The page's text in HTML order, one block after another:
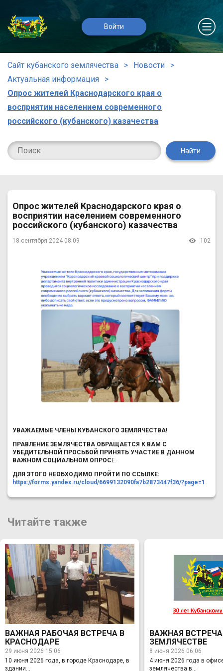
Войти
Сайт кубанского землячества
Новости
Актуальная информация
Опрос жителей Краснодарского края о
восприятии населением современного
российского (кубанского) казачества
Найти
Опрос жителей Краснодарского края о
восприятии населением современного
российского (кубанского) казачества
18 сентября 2024 08:09 102
УВАЖАЕМЫЕ ЧЛЕНЫ КУБАНСКОГО ЗЕМЛЯЧЕСТВА!
ПРАВЛЕНИЕ ЗЕМЛЯЧЕСТВА ОБРАЩАЕТСЯ К ВАМ С
УБЕДИТЕЛЬНОЙ ПРОСЬБОЙ ПРИНЯТЬ УЧАСТИЕ В ДАННОМ
ВАЖНОМ СОЦИАЛЬНОМ ОПРОС Е.
ДЛЯ ЭТОГО НЕОБХОДИМО ПРОЙТИ ПО ССЫЛКЕ:
https://forms.yandex.ru/cloud/6699132090fa7b2873447f36/?page=1
Читайте также
ВАЖНАЯ РАБОЧАЯ ВСТРЕЧА В
КРАСНОДАРЕ
29 июня 2026 15:06
10 июня 2026 года, в городе Краснодаре, в
здании...
ВАЖНАЯ
ЗЕМЛЯЧЕСТВЕ
8 июня 2026 06:06
4 июня 2026 года в
землячества в...